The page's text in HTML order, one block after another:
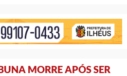
MORRE APÓS SER